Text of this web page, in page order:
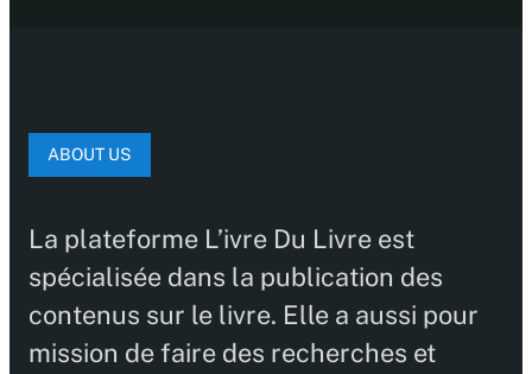
ABOUT US
La plateforme L’ivre Du Livre est
spécialisée dans la publication des
contenus sur le livre. Elle a aussi pour
mission de faire des recherches et